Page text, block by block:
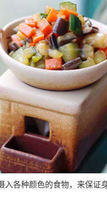
入各种颜色的食物，来保证